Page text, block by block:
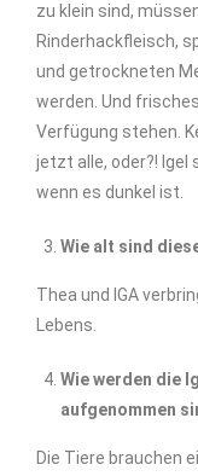
zu klein sind,
Rinderhackfleisch,
und getrockneten
werden. Und
Verfügung stehen.
jetzt alle, oder?!
wenn es dunkel ist.
Wie alt sind
Thea und IGA
Lebens.
Wie werden die
aufgenommen
Die Tiere brauchen